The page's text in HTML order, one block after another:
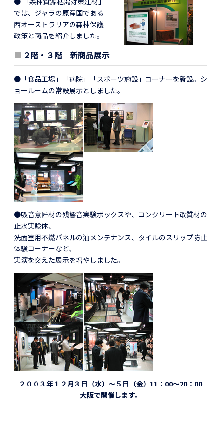
では、ジャラの原産国である
西オーストラリアの森林保護
政策と商品を紹介しました。
■ ２階・３階 新商品展示
●「食品工場」「病院」「スポーツ施設」コーナーを新設。シ
ョールームの常設展示としました。
●吸音意匠材の残響音実験ボックスや、コンクリート改質材の
止水実験体、
洗面室用不燃パネルの油メンテナンス、タイルのスリップ防止
体験コーナーなど、
実演を交えた展示を増やしました。
２００３年１２月３日（水）～５日（金）11：00～20：00
大阪で開催します。